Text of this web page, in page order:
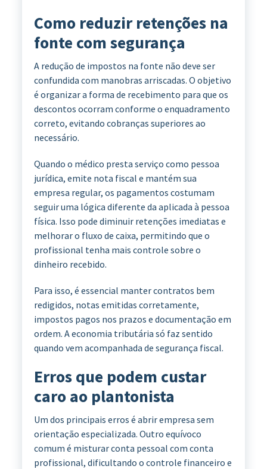
Como reduzir retenções na
fonte com segurança
A redução de impostos na fonte não deve ser
confundida com manobras arriscadas. O objetivo
é organizar a forma de recebimento para que os
descontos ocorram conforme o enquadramento
correto, evitando cobranças superiores ao
necessário.
Quando o médico presta serviço como pessoa
jurídica, emite nota fiscal e mantém sua
empresa regular, os pagamentos costumam
seguir uma lógica diferente da aplicada à pessoa
física. Isso pode diminuir retenções imediatas e
melhorar o fluxo de caixa, permitindo que o
profissional tenha mais controle sobre o
dinheiro recebido.
Para isso, é essencial manter contratos bem
redigidos, notas emitidas corretamente,
impostos pagos nos prazos e documentação em
ordem. A economia tributária só faz sentido
quando vem acompanhada de segurança fiscal.
Erros que podem custar
caro ao plantonista
Um dos principais erros é abrir empresa sem
orientação especializada. Outro equívoco
comum é misturar conta pessoal com conta
profissional, dificultando o controle financeiro e